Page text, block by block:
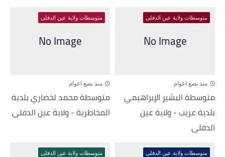
متوسطات ولاية عين الدفلى
منذ بضع اعوام
متوسطة البشير الإبراهيمي
بلدية عريب - ولاية عين
الدفلى
متوسطات ولاية عين الدفلى
منذ بضع اعوام
متوسطة محمد لخضاري بلدية
المخاطرية - ولاية عين الدفلى
متوسطات ولاية عين الدفلى متوسطات ولاية عين الدفلى